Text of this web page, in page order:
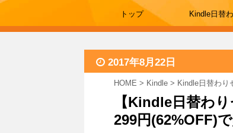
トップ Kindle日替
2017年8月22日
HOME > Kindle > Kindle日替わり
【Kindle日替わ
299円(62%OFF)